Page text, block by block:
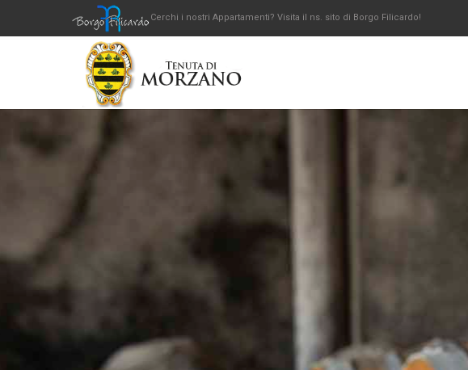
Cerchi i nostri Appartamenti? Visita il ns. sito di Borgo Filicardo!